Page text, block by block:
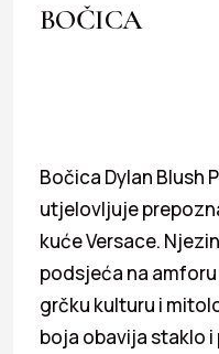
BOČICA
Bočica Dylan Blush
utjelovljuje
kuće Versace.
podsjeća na
grčku kulturu i
boja obavija staklo